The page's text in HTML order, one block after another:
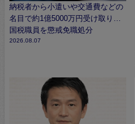
納税者から小遣いや交通費などの
名目で約1億5000万円受け取り…
国税職員を懲戒免職処分
2026.08.07